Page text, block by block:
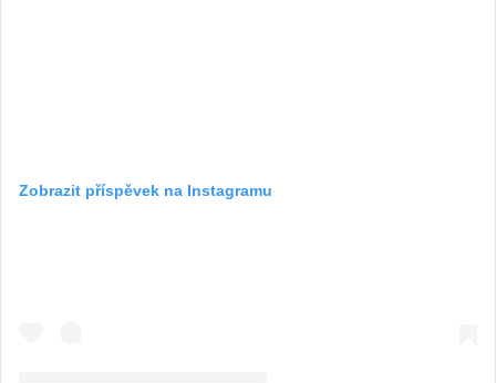
Zobrazit příspěvek na Instagramu